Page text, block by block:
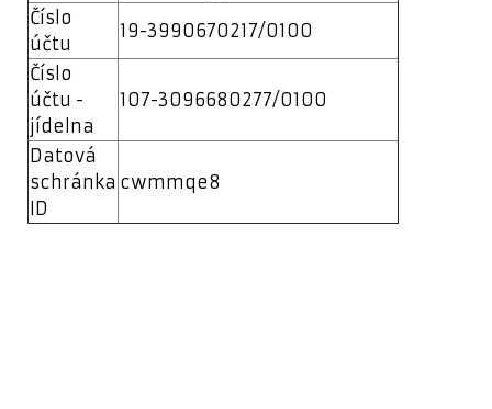
Číslo
účtu
19-3990670217/0100
Číslo
účtu -
jídelna
107-3096680277/0100
Datová
schránka
ID
cwmmqe8